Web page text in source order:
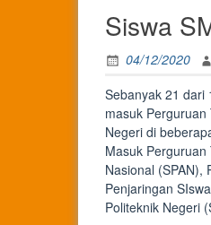
Siswa
04/12/2020
Sebanyak 21 dari
masuk
Negeri di
Masuk
Nasional (SPAN),
Penjaringan
Politeknik Negeri